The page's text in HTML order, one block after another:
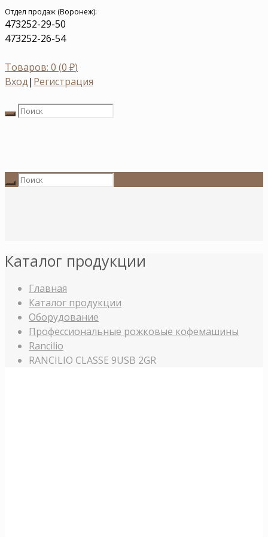
Отдел продаж (Воронеж):
473252-29-50
473252-26-54
Товаров: 0 (0 ₽)
Вход| Регистрация
Каталог продукции
Главная
Каталог продукции
Оборудование
Профессиональные рожковые кофемашины
Rancilio
RANCILIO CLASSE 9USB 2GR